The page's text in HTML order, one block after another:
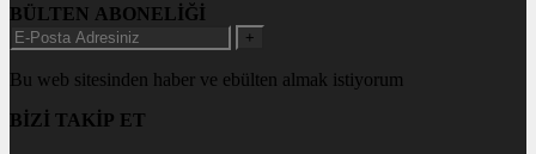
BÜLTEN ABONELİĞİ
+
Bu web sitesinden haber ve ebülten almak istiyorum
BİZİ TAKİP ET